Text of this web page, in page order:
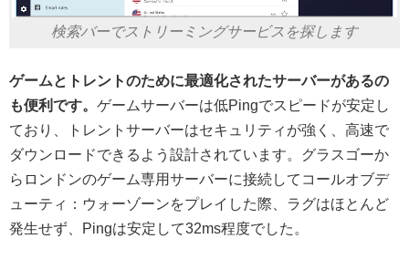
検索バーでストリーミングサービスを探します
ゲームとトレントのために最適化されたサーバーがあるの
も便利です。 ゲームサーバーは低Pingでスピードが安定し
ており、トレントサーバーはセキュリティが強く、高速で
ダウンロードできるよう設計されています。グラスゴーか
らロンドンのゲーム専用サーバーに接続してコールオブデ
ューティ：ウォーゾーンをプレイした際、ラグはほとんど
発生せず、Pingは安定して32ms程度でした。